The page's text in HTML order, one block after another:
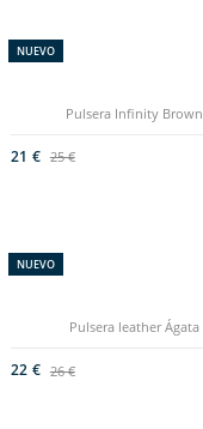
NUEVO
Pulsera Infinity Brown
21 € 25 €
NUEVO
Pulsera leather Ágata
22 € 26 €